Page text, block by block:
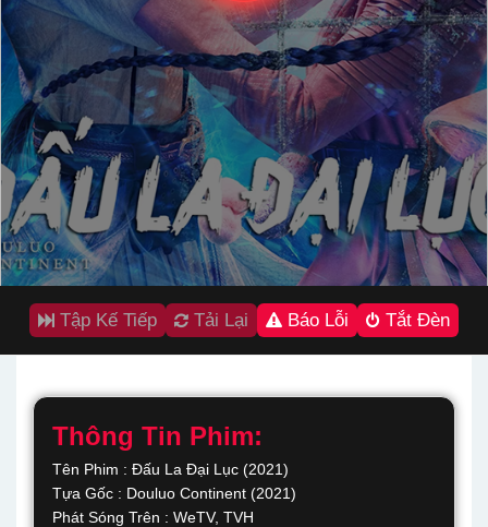
Tập Kế Tiếp Tải Lại Báo Lỗi Tắt Đèn
Thông Tin Phim:
Tên Phim : Đấu La Đại Lục (2021)
Tựa Gốc : Douluo Continent (2021)
Phát Sóng Trên : WeTV, TVH